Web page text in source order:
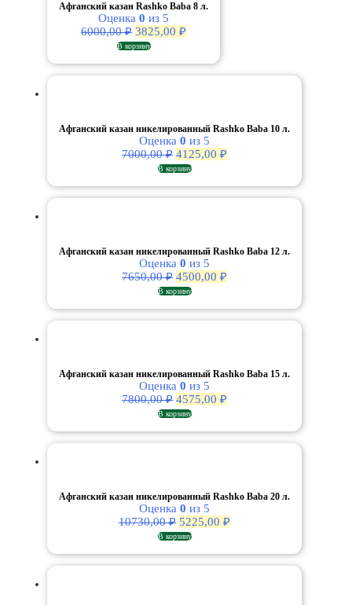
Афганский казан Rashko Baba 8 л.
Оценка 0 из 5
6000,00₽ Первоначальная
цена
3825,00 ₽
3825,00 ₽.
В корзину
Афганский казан никелированный Rashko Baba 10 л.
Оценка 0 из 5
7000,00₽ Первоначальная
цена
4125,00 ₽
В корзину
Афганский казан никелированный Rashko Baba 12 л.
Оценка 0 из 5
7650,00₽ Первоначальная
цена
4500,00 ₽
В корзину
Афганский казан никелированный Rashko Baba 15 л.
Оценка 0 из 5
7800,00₽ Первоначальная
цена
4575,00 ₽
В корзину
Афганский казан никелированный Rashko Baba 20 л.
Оценка 0 из 5
10730,00₽ Первоначальная
цена
5225,00 ₽
В корзину